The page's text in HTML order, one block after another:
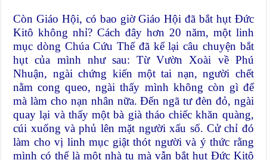
Còn Giáo Hội, có bao giờ Giáo Hội đã bắt hụt Đức
Kitô không nhỉ? Cách đây hơn 20 năm, một linh
mục dòng Chúa Cứu Thế đã kể lại câu chuyện bắt
hụt của mình như sau: Từ Vườn Xoài về Phú
Nhuận, ngài chứng kiến một tai nạn, người chết
nằm cong queo, ngài thấy mình không còn gì để
mà làm cho nạn nhân nữa. Đến ngã tư đèn đỏ, ngài
quay lại và thấy một bà già tháo chiếc khăn quàng,
cúi xuống và phủ lên mặt người xấu số. Cử chỉ đó
làm cho vị linh mục giật thót người và ý thức rằng
mình có thể là một nhà tu mà vẫn bắt hụt Đức Kitô